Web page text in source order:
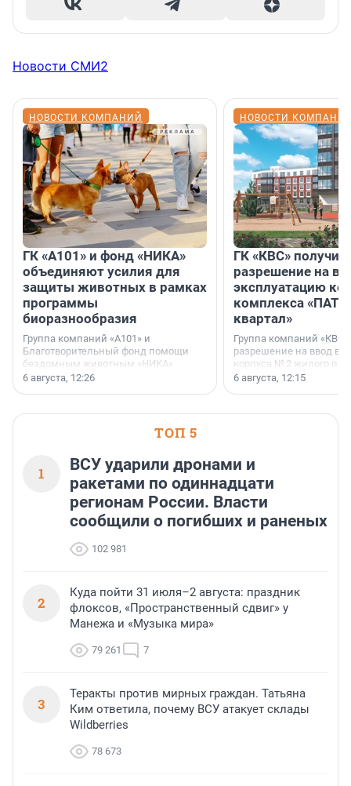
Новости СМИ2
НОВОСТИ КОМПАНИЙ
ГК «А101» и фонд «НИКА»
объединяют усилия для
защиты животных в рамках
программы
биоразнообразия
Группа компаний «А101» и
Благотворительный фонд помощи
бездомным животным «НИКА»
заключили соглашение о
6 августа, 12:26
НОВОСТИ
ГК «КВС»
разрешение на
эксплуатацию
комплекса
квартал»
Группа компаний
разрешение на ввод в
корпуса № 2 жилого
Уютный квартал»,
6 августа, 12:15
ТОП 5
1
ВСУ ударили дронами и
ракетами по одиннадцати
регионам России. Власти
сообщили о погибших и раненых
102 981
2
Куда пойти 31 июля–2 августа: праздник
флоксов, «Пространственный сдвиг» у
Манежа и «Музыка мира»
79 261 7
3
Теракты против мирных граждан. Татьяна
Ким ответила, почему ВСУ атакует склады
Wildberries
78 673